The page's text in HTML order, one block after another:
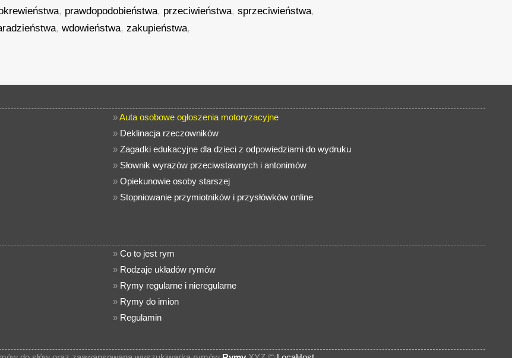
, prawdopodobieństwa, przeciwieństwa,sprzeciwieństwa,
,wdowieństwa,zakupieństwa,
»Auta osobowe ogłoszenia motoryzacyjne
» Deklinacja rzeczowników
» Zagadki edukacyjne dla dzieci z odpowiedziami do wydruku
» Słownik wyrazów przeciwstawnych i antonimów
» Opiekunowie osoby starszej
» Stopniowanie przymiotników i przysłówków online
» Co to jest rym
» Rodzaje układów rymów
» Rymy regularne i nieregularne
» Rymy do imion
» Regulamin